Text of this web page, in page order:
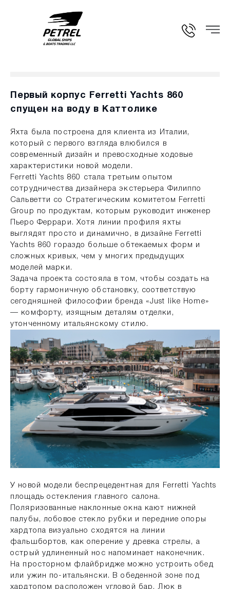
Первый корпус Ferretti Yachts 860
спущен на воду в Каттолике
Яхта была построена для клиента из Италии,
который с первого взгляда влюбился в
современный дизайн и превосходные ходовые
характеристики новой модели.
Ferretti Yachts 860 стала третьим опытом
сотрудничества дизайнера экстерьера Филиппо
Сальветти со Стратегическим комитетом Ferretti
Group по продуктам, которым руководит инженер
Пьеро Феррари. Хотя линии профиля яхты
выглядят просто и динамично, в дизайне Ferretti
Yachts 860 гораздо больше обтекаемых форм и
сложных кривых, чем у многих предыдущих
моделей марки.
Задача проекта состояла в том, чтобы создать на
борту гармоничную обстановку, соответствую
сегодняшней философии бренда «Just like Home»
— комфорту, изящным деталям отделки,
утонченному итальянскому стилю.
У новой модели беспрецедентная для Ferretti Yachts
площадь остекления главного салона.
Поляризованные наклонные окна кают нижней
палубы, лобовое стекло рубки и передние опоры
хардтопа визуально сходятся на линии
фальшбортов, как оперение у древка стрелы, а
острый удлиненный нос напоминает наконечник.
На просторном флайбридже можно устроить обед
или ужин по-итальянски. В обеденной зоне под
хардтопом расположен угловой бар. Люк в